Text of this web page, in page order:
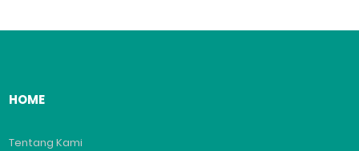
HOME
Tentang Kami